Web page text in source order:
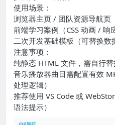
使用场景：
浏览器主页 / 团队资源导航页
前端学习案例（CSS 动画 / 响
二次开发基础模板（可替换数
注意事项：
纯静态 HTML 文件，需自行
音乐播放器曲目需配置有效
处理逻辑）
推荐使用 VS Code 或
语法提示）